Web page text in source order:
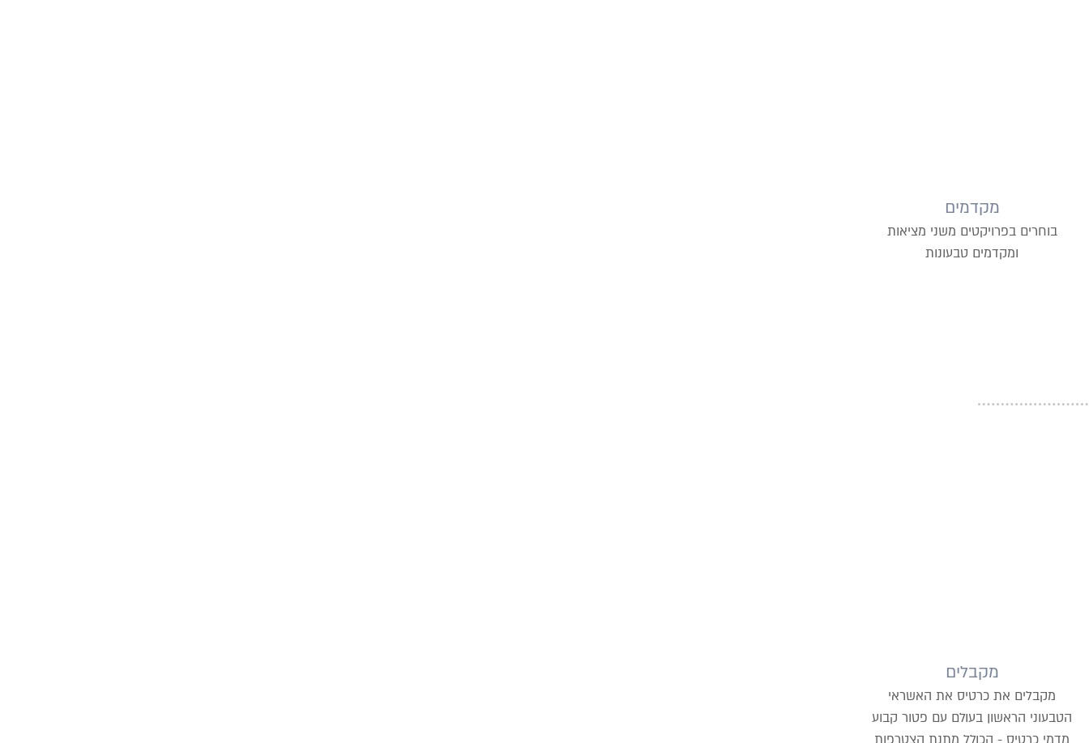
מקדמים
בוחרים בפרויקטים משני מציאות
ומקדמים טבעונות
מקבלים
מקבלים את כרטיס את האשראי
הטבעוני הראשון בעולם עם פטור קבוע